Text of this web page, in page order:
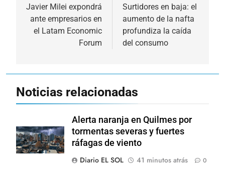
de
entradas
Javier Milei expondrá
ante empresarios en
el Latam Economic
Forum
Surtidores en baja: el
aumento de la nafta
profundiza la caída
del consumo
Noticias relacionadas
Alerta naranja en Quilmes por
tormentas severas y fuertes
ráfagas de viento
Diario EL SOL
41 minutos atrás 0